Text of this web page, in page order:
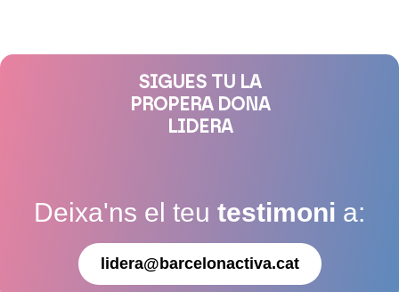
SIGUES TU LA
PROPERA DONA
LIDERA
Deixa'ns el teu testimoni a:
lidera@barcelonactiva.cat